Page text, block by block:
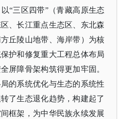
“三区四带”（青藏高原生态
、长江重点生态区、东北森
丘陵山地带、海岸带）为核
护和修复重大工程总体布局
屏障骨架构筑得更加牢固。
的系统优化与生态的系统性
了生态退化趋势，构建起了
框架，为中华民族永续发展